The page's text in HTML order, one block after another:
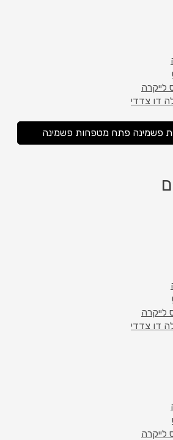
לייקרה
דו צדדי
פשמינה פתח מטפחות פשמינה
לייקרה
דו צדדי
לייקרה